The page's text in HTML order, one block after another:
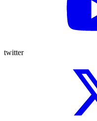
twitter